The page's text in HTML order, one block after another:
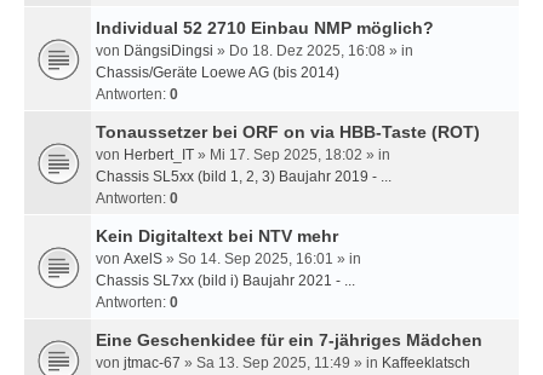
Individual 52 2710 Einbau NMP möglich?
von DängsiDingsi » Do 18. Dez 2025, 16:08 » in
Chassis/Geräte Loewe AG (bis 2014)
Antworten: 0
Tonaussetzer bei ORF on via HBB-Taste (ROT)
von Herbert_IT » Mi 17. Sep 2025, 18:02 » in
Chassis SL5xx (bild 1, 2, 3) Baujahr 2019 - ...
Antworten: 0
Kein Digitaltext bei NTV mehr
von AxelS » So 14. Sep 2025, 16:01 » in
Chassis SL7xx (bild i) Baujahr 2021 - ...
Antworten: 0
Eine Geschenkidee für ein 7-jähriges Mädchen
von jtmac-67 » Sa 13. Sep 2025, 11:49 » in Kaffeeklatsch